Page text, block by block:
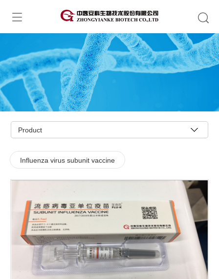
Product
Influenza virus subunit vaccine